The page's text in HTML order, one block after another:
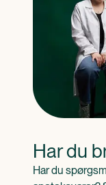
Har du
Har du